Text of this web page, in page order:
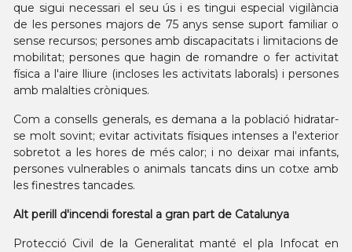
que sigui necessari el seu ús i es tingui especial vigilància
de les persones majors de 75 anys sense suport familiar o
sense recursos; persones amb discapacitats i limitacions de
mobilitat; persones que hagin de romandre o fer activitat
física a l'aire lliure (incloses les activitats laborals) i persones
amb malalties cròniques.
Com a consells generals, es demana a la població hidratar-
se molt sovint; evitar activitats físiques intenses a l'exterior
sobretot a les hores de més calor; i no deixar mai infants,
persones vulnerables o animals tancats dins un cotxe amb
les finestres tancades.
Alt perill d'incendi forestal a gran part de Catalunya
Protecció Civil de la Generalitat manté el pla Infocat en